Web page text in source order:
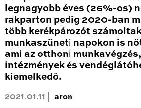
legnagyobb éves (26%-os)
rakparton pedig 2020-ban
több kerékpározót
munkaszüneti napokon is
ami az otthoni
intézmények és
kiemelkedő.
2021.01.11 | aron